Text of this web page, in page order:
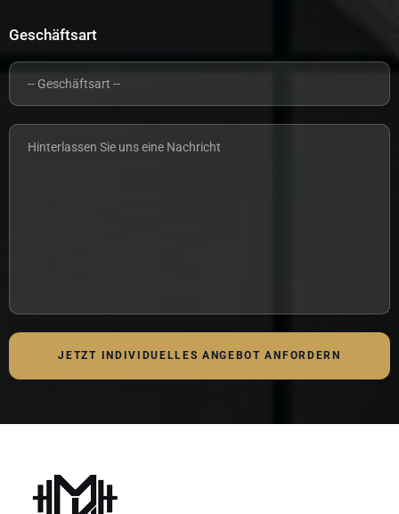
Geschäftsart
JETZT INDIVIDUELLES ANGEBOT ANFORDERN